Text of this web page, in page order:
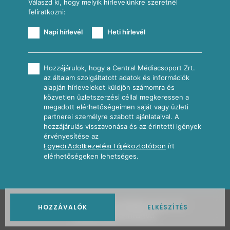
HOZZÁVALÓK ELKÉSZÍTÉS
Válaszd ki, hogy melyik hírlevelünkre szeretnél
felíratkozni:
Napi hírlevél Heti hírlevél
Hozzájárulok, hogy a Central Médiacsoport Zrt.
az általam szolgáltatott adatok és információk
alapján hírleveleket küldjön számomra és
közvetlen üzletszerzési céllal megkeressen a
megadott elérhetőségeimen saját vagy üzleti
partnerei személyre szabott ajánlataival. A
hozzájárulás visszavonása és az érintetti igények
érvényesítése az
Egyedi Adatkezelési Tájékoztatóban írt
elérhetőségeken lehetséges.
2026Nosalty · Central Médiacsoport Zrt.